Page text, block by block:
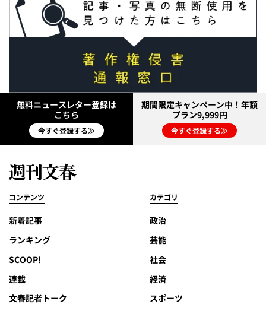
無料ニュースレター登録は
こちら
今すぐ登録する≫
期間限定キャンペーン中！年額
プラン9,999円
今すぐ登録する≫
コンテンツ
新着記事
ランキング
SCOOP!
連載
文春記者トーク
カテゴリ
政治
芸能
社会
経済
スポーツ